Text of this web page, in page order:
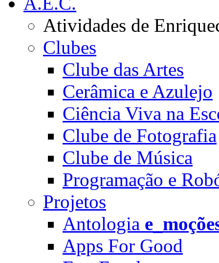
Atividades de
Clubes
Clube das Artes
Cerâmica e Azulejo
Ciência Viva na
Clube de Fotografia
Clube de Música
Programação e
Projetos
Antologia
Apps For Good